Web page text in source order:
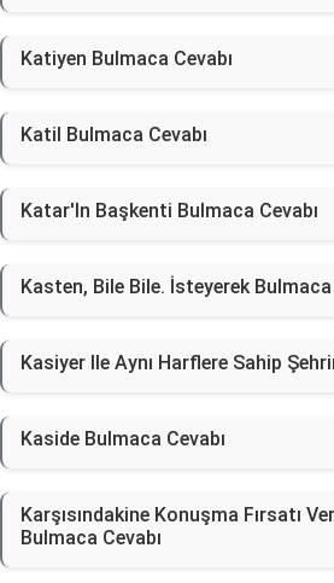
Katiyen Bulmaca Cevabı
Katil Bulmaca Cevabı
Katar'In Başkenti Bulmaca Cevabı
Kasten, Bile Bile. İsteyerek Bulmaca
Kasiyer Ile Aynı Harflere Sahip
Kaside Bulmaca Cevabı
Karşısındakine Konuşma Fırsatı
Bulmaca Cevabı